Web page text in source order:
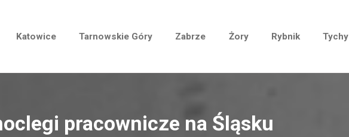
Katowice Tarnowskie Góry Zabrze Żory Rybnik Tychy
pracownicze na Śląsku